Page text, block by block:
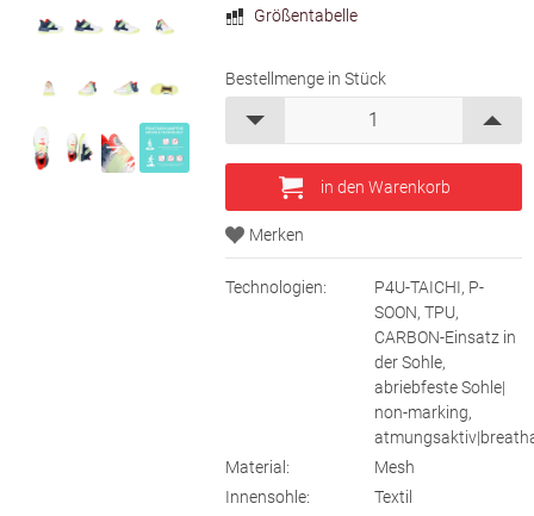
Größentabelle
Bestellmenge in Stück
Technologien:
P4U-TAICHI, P-
SOON, TPU,
CARBON-Einsatz in
der Sohle,
abriebfeste Sohle|
non-marking,
Material:
Mesh
Innensohle:
Textil